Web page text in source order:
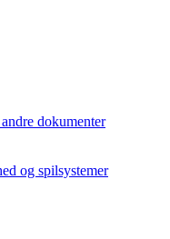
dokumenter
og spilsystemer